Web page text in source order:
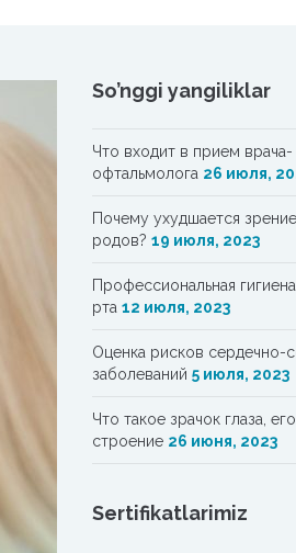
So’nggi yangiliklar
Что входит в прием врача-
офтальмолога 26 июля,
Почему ухудшается
родов? 19 июля, 2023
Профессиональная
рта 12 июля, 2023
Oценка рисков сердечно-
заболеваний 5 июля, 2023
Что такое зрачок глаза,
строение 26 июня, 2023
Sertifikatlarimiz